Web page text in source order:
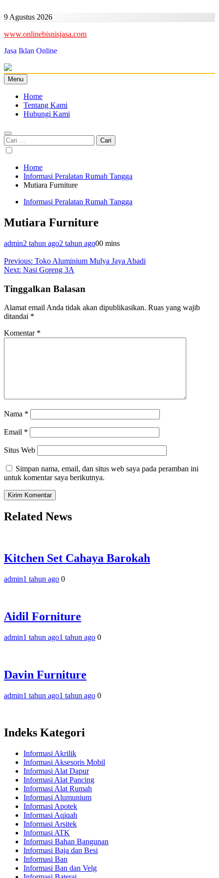
to
9 Agustus 2026
www.onlinebisnisjasa.com
Jasa Iklan Online
Menu
Home
Tentang Kami
Hubungi Kami
Cari
untuk:
Home
Informasi Peralatan Rumah Tangga
Mutiara Furniture
Informasi Peralatan Rumah Tangga
Mutiara Furniture
admin2 tahun ago2 tahun ago00 mins
Navigasi
pos
Previous: Toko Aluminium Mulya Jaya Abadi
Next: Nasi Goreng 3A
Tinggalkan Balasan
Alamat email Anda tidak akan dipublikasikan. Ruas yang wajib
ditandai *
Komentar *
Nama *
Email *
Situs Web
Simpan nama, email, dan situs web saya pada peramban ini
untuk komentar saya berikutnya.
Related News
Kitchen Set Cahaya Barokah
admin1 tahun ago 0
Aidil Forniture
admin1 tahun ago1 tahun ago 0
Davin Furniture
admin1 tahun ago1 tahun ago 0
Indeks Kategori
Informasi Akrilik
Informasi Aksesoris Mobil
Informasi Alat Dapur
Informasi Alat Pancing
Informasi Alat Rumah
Informasi Alumunium
Informasi Apotek
Informasi Aqiqah
Informasi Arsitek
Informasi ATK
Informasi Bahan Bangunan
Informasi Baja dan Besi
Informasi Ban
Informasi Ban dan Velg